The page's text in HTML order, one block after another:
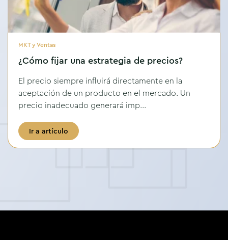
MKT y Ventas
¿Cómo fijar una estrategia de precios?
El precio siempre influirá directamente en la
aceptación de un producto en el mercado. Un
precio inadecuado generará imp...
Ir a artículo